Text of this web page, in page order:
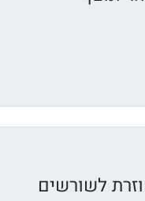
לשורשים